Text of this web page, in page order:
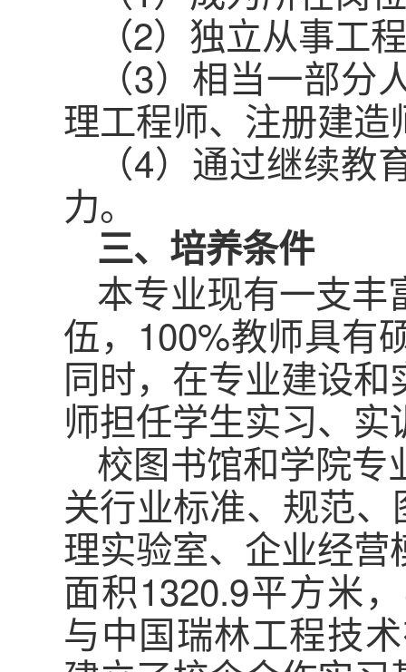
（2）独立从事工
（3）相当一部
理工程师、注册建
（4）通过继续
力。
三、培养条件
本专业现有一支丰
伍，100%教师具有
同时，在专业建设
师担任学生实习、
校图书馆和学院专
关行业标准、规范
理实验室、企业经
面积1320.9平方米
与中国瑞林工程技